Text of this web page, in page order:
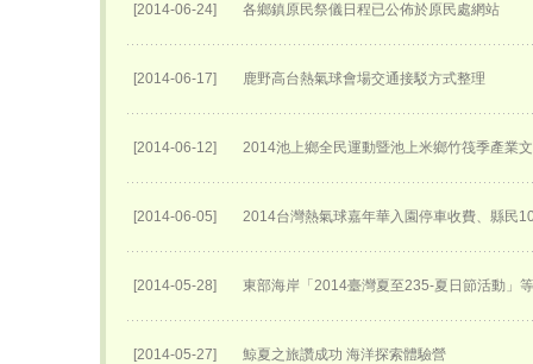
[2014-06-24] 各鄉鎮原民祭儀日程已公佈於原民處網站
[2014-06-17] 鹿野高台熱氣球會場交通接駁方式整理
[2014-06-12] 2014池上鄉全民運動暨池上米鄉竹筏季產業
[2014-06-05] 2014台灣熱氣球嘉年華入園停車收費、縣民
[2014-05-28] 東部海岸「2014臺灣夏至235-夏日節活動」
[2014-05-27] 鯨夏之旅讚成功 海洋探索體驗營